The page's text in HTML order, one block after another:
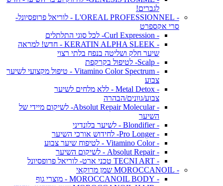
לגברים!
- L'OREAL PROFESSIONNEL - לוריאל פרופסיונל-
סרי אקספרט
- Curl Expression- לכל סוגי התלתלים
- KERATIN ALPHA SLEEK - חדש! למראה
שיער חלק ושליטה בנפח בלתי רצוי
- Scalp- לטיפול בקרקפת
- Vitamino Color Spectrum - טיפול מקצועי לשיער
צבוע
- Metal Detox - ללא מלחים לשיער
צבוע/גוונים/הבהרה
- Absolut Repair Molecular- לשיקום מיידי של
השיער
- Blondifier - לשיער בלונדיני
- Pro Longer- לחידוש אורכי השיער
- Vitamino Color - לטיפוח שיער צבוע
- Absolut Repair - לשיקום השיער
- TECNI ART טכני ארט- לוריאל פרופסיונל
- MOROCCANOIL שמן מרוקאי
- MOROCCANOIL BODY - מוצרי גוף